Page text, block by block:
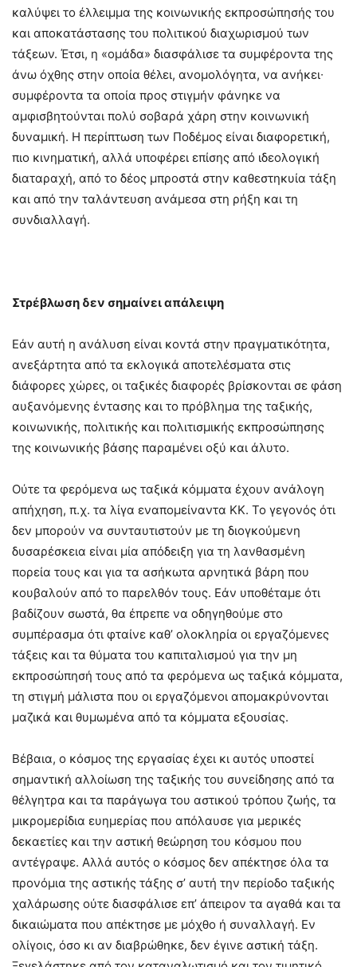
καλύψει το έλλειμμα της κοινωνικής εκπροσώπησής του
και αποκατάστασης του πολιτικού διαχωρισμού των
τάξεων. Έτσι, η «ομάδα» διασφάλισε τα συμφέροντα της
άνω όχθης στην οποία θέλει, ανομολόγητα, να ανήκει∙
συμφέροντα τα οποία προς στιγμήν φάνηκε να
αμφισβητούνται πολύ σοβαρά χάρη στην κοινωνική
δυναμική. Η περίπτωση των Ποδέμος είναι διαφορετική,
πιο κινηματική, αλλά υποφέρει επίσης από ιδεολογική
διαταραχή, από το δέος μπροστά στην καθεστηκυία τάξη
και από την ταλάντευση ανάμεσα στη ρήξη και τη
συνδιαλλαγή.
Στρέβλωση δεν σημαίνει απάλειψη
Εάν αυτή η ανάλυση είναι κοντά στην πραγματικότητα,
ανεξάρτητα από τα εκλογικά αποτελέσματα στις
διάφορες χώρες, οι ταξικές διαφορές βρίσκονται σε φάση
αυξανόμενης έντασης και το πρόβλημα της ταξικής,
κοινωνικής, πολιτικής και πολιτισμικής εκπροσώπησης
της κοινωνικής βάσης παραμένει οξύ και άλυτο.
Ούτε τα φερόμενα ως ταξικά κόμματα έχουν ανάλογη
απήχηση, π.χ. τα λίγα εναπομείναντα ΚΚ. Το γεγονός ότι
δεν μπορούν να συνταυτιστούν με τη διογκούμενη
δυσαρέσκεια είναι μία απόδειξη για τη λανθασμένη
πορεία τους και για τα ασήκωτα αρνητικά βάρη που
κουβαλούν από το παρελθόν τους. Εάν υποθέταμε ότι
βαδίζουν σωστά, θα έπρεπε να οδηγηθούμε στο
συμπέρασμα ότι φταίνε καθ’ ολοκληρία οι εργαζόμενες
τάξεις και τα θύματα του καπιταλισμού για την μη
εκπροσώπησή τους από τα φερόμενα ως ταξικά κόμματα,
τη στιγμή μάλιστα που οι εργαζόμενοι απομακρύνονται
μαζικά και θυμωμένα από τα κόμματα εξουσίας.
Βέβαια, ο κόσμος της εργασίας έχει κι αυτός υποστεί
σημαντική αλλοίωση της ταξικής του συνείδησης από τα
θέλγητρα και τα παράγωγα του αστικού τρόπου ζωής, τα
μικρομερίδια ευημερίας που απόλαυσε για μερικές
δεκαετίες και την αστική θεώρηση του κόσμου που
αντέγραψε. Αλλά αυτός ο κόσμος δεν απέκτησε όλα τα
προνόμια της αστικής τάξης σ’ αυτή την περίοδο ταξικής
χαλάρωσης ούτε διασφάλισε επ’ άπειρον τα αγαθά και τα
δικαιώματα που απέκτησε με μόχθο ή συναλλαγή. Εν
ολίγοις, όσο κι αν διαβρώθηκε, δεν έγινε αστική τάξη.